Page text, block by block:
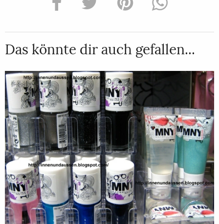
Das könnte dir auch gefallen...